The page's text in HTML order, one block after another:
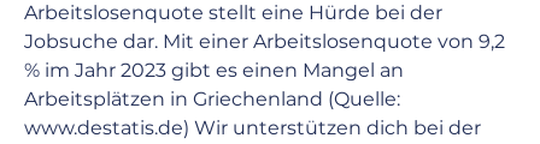
Arbeitslosenquote stellt eine Hürde bei der
Jobsuche dar. Mit einer Arbeitslosenquote von 9,2
% im Jahr 2023 gibt es einen Mangel an
Arbeitsplätzen in Griechenland (Quelle:
www.destatis.de) Wir unterstützen dich bei der